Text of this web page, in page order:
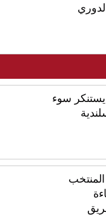
يستنكر سوء